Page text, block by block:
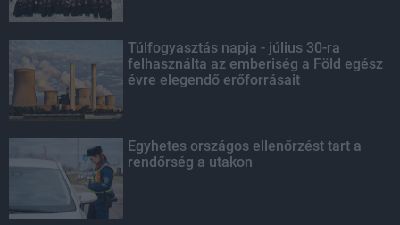
Túlfogyasztás napja - július 30-ra
felhasználta az emberiség a Föld egész
évre elegendő erőforrásait
Egyhetes országos ellenőrzést tart a
rendőrség a utakon